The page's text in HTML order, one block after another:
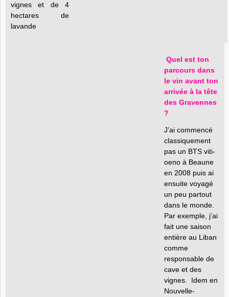
vignes et de 4
hectares de
lavande
Quel est ton
parcours dans
le vin avant ton
arrivée à la tête
des Gravennes
?
J’ai commencé
classiquement
pas un BTS viti-
oeno à Beaune
en 2008 puis ai
ensuite voyagé
un peu partout
dans le monde.
Par exemple, j’ai
fait une saison
entière au Liban
comme
responsable de
cave et des
vignes. Idem en
Nouvelle-